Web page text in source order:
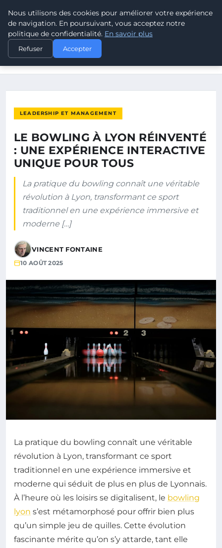
POUVOIR OUVRIER
ACCUEIL
LE BOWLING À LYON RÉINVENTÉ : UNE EXPÉRIENCE
LEADERSHIP ET MANAGEMENT
LE BOWLING À LYON RÉINVENTÉ
: UNE EXPÉRIENCE INTERACTIVE
UNIQUE POUR TOUS
La pratique du bowling connaît une véritable
révolution à Lyon, transformant ce sport
traditionnel en une expérience immersive et
moderne […]
VINCENT FONTAINE
10 AOÛT 2025
La pratique du bowling connaît une véritable
révolution à Lyon, transformant ce sport
traditionnel en une expérience immersive et
moderne qui séduit de plus en plus de Lyonnais.
À l’heure où les loisirs se digitalisent, le bowling
lyon s’est métamorphosé pour offrir bien plus
qu’un simple jeu de quilles. Cette évolution
fascinante mérite qu’on s’y attarde, tant elle
Nous utilisons des cookies pour améliorer votre expérience
de navigation. En poursuivant, vous acceptez notre
politique de confidentialité. En savoir plus
Refuser Accepter